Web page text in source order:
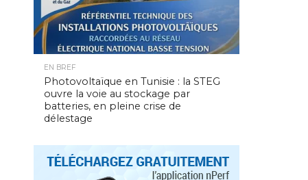
EN BREF
Photovoltaïque en Tunisie : la STEG
ouvre la voie au stockage par
batteries, en pleine crise de
délestage